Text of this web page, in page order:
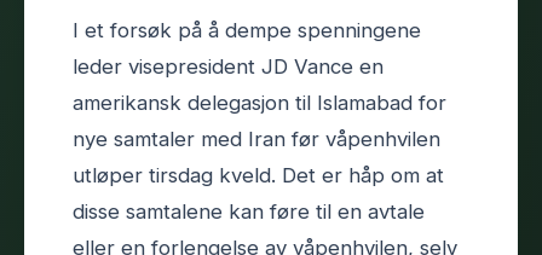
I et forsøk på å dempe spenningene
leder visepresident JD Vance en
amerikansk delegasjon til Islamabad for
nye samtaler med Iran før våpenhvilen
utløper tirsdag kveld. Det er håp om at
disse samtalene kan føre til en avtale
eller en forlengelse av våpenhvilen, selv